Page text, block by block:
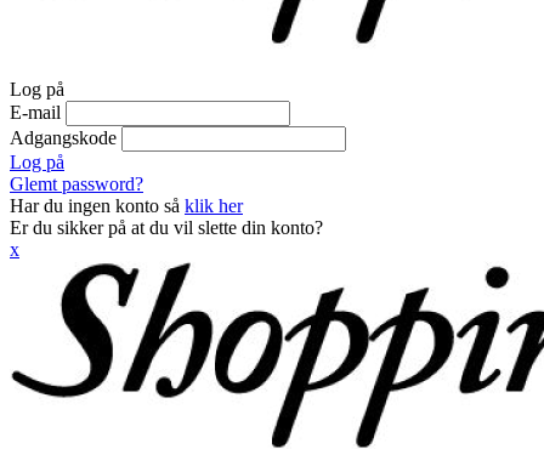
Log på
E-mail
Adgangskode
Log på
Glemt password?
Har du ingen konto så klik her
Er du sikker på at du vil slette din konto?
x